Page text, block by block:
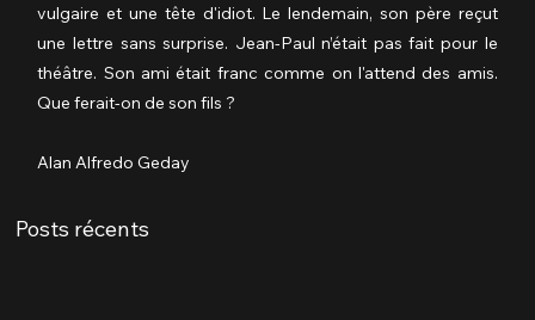
vulgaire et une tête d'idiot. Le lendemain, son père reçut
une lettre sans surprise. Jean-Paul n’était pas fait pour le
théâtre. Son ami était franc comme on l'attend des amis.
Que ferait-on de son fils ?
Alan Alfredo Geday
Posts récents